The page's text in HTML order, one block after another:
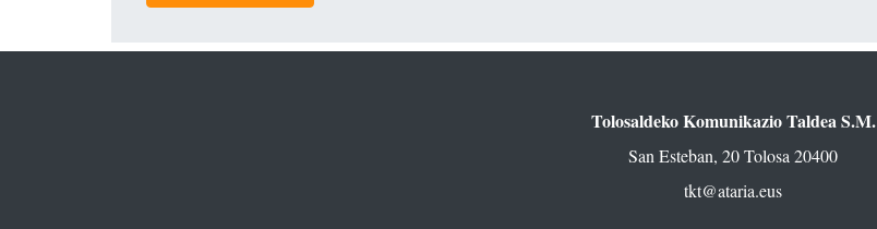
Tolosaldeko Komunikazio Taldea S.M.
San Esteban, 20 Tolosa 20400
tkt@ataria.eus